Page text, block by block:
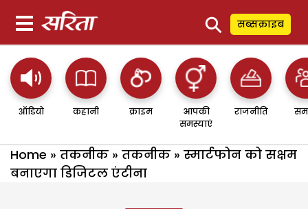
⚲ सब्सक्राइब
ऑडियो कहानी क्राइम
आपकी
समस्याएं
राजनीति
Home » तकनीक » तकनीक » स्मार्टफोन को सक्षम
बनाएगा डिजिटल एंटीना